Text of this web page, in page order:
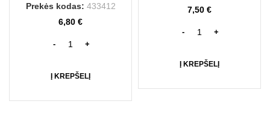
Prekės kodas: 433412
6,80 €
Į KREPŠELĮ
7,50 €
Į KREPŠELĮ